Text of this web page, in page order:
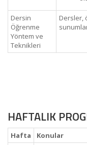
Dersin
Öğrenme
Yöntem ve
Teknikleri
Dersler,
HAFTALIK
Hafta Konular